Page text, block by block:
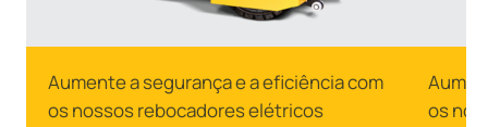
Aumente a segurança e a eficiência com
os nossos rebocadores elétricos
os